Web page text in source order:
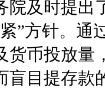
院及时提出
”方针。通
货币投放量
盲目提存款